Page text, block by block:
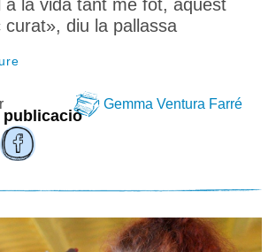
a la vida tant me fot, aquest
curat», diu la pallassa
Gemma Ventura Farré
publicació